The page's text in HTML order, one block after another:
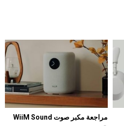
مراجعة مكبر صوت WiiM Sound